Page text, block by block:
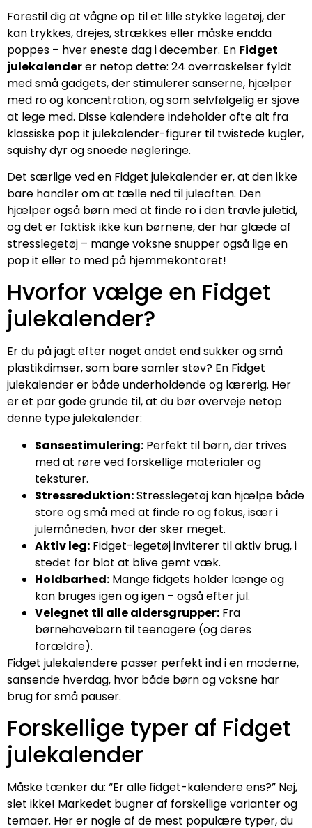
Forestil dig at vågne op til et lille stykke legetøj, der
kan trykkes, drejes, strækkes eller måske endda
poppes – hver eneste dag i december. En Fidget
julekalenderer netop dette: 24 overraskelser fyldt
med små gadgets, der stimulerer sanserne, hjælper
med ro og koncentration, og som selvfølgelig er sjove
at lege med. Disse kalendere indeholder ofte alt fra
klassiske pop it julekalender-figurer til twistede kugler,
squishy dyr og snoede nøgleringe.
Det særlige ved en Fidget julekalender er, at den ikke
bare handler om at tælle ned til juleaften. Den
hjælper også børn med at finde ro i den travle juletid,
og det er faktisk ikke kun børnene, der har glæde af
stresslegetøj – mange voksne snupper også lige en
pop it eller to med på hjemmekontoret!
Hvorfor vælge en Fidget
julekalender?
Er du på jagt efter noget andet end sukker og små
plastikdimser, som bare samler støv? En Fidget
julekalender er både underholdende og lærerig. Her
er et par gode grunde til, at du bør overveje netop
denne type julekalender:
Sansestimulering: Perfekt til børn, der trives
med at røre ved forskellige materialer og
teksturer.
Stressreduktion:Stresslegetøj kan hjælpe både
store og små med at finde ro og fokus, især i
julemåneden, hvor der sker meget.
Aktiv leg: Fidget-legetøj inviterer til aktiv brug, i
stedet for blot at blive gemt væk.
Holdbarhed: Mange fidgets holder længe og
kan bruges igen og igen – også efter jul.
Velegnet til alle aldersgrupper: Fra
børnehavebørn til teenagere (og deres
forældre).
Fidget julekalendere passer perfekt ind i en moderne,
sansende hverdag, hvor både børn og voksne har
brug for små pauser.
Forskellige typer af Fidget
julekalender
Måske tænker du: “Er alle fidget-kalendere ens?” Nej,
slet ikke! Markedet bugner af forskellige varianter og
temaer. Her er nogle af de mest populære typer, du